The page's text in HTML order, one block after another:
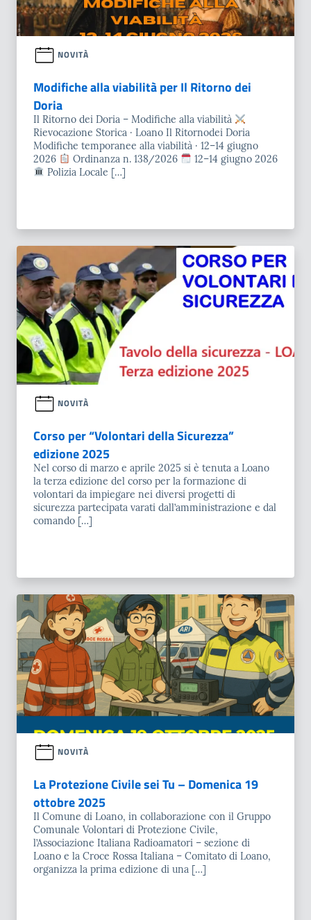
NOVITÀ
Modifiche alla viabilità per Il Ritorno dei
Doria
Il Ritorno dei Doria – Modifiche alla viabilità
Rievocazione Storica · Loano Il Ritornodei Doria
Modifiche temporanee alla viabilità · 12–14 giugno
2026
Ordinanza n. 138/2026
12–14 giugno 2026
Polizia Locale […]
NOVITÀ
Corso per “Volontari della Sicurezza”
edizione 2025
Nel corso di marzo e aprile 2025 si è tenuta a Loano
la terza edizione del corso per la formazione di
volontari da impiegare nei diversi progetti di
sicurezza partecipata varati dall’amministrazione e dal
comando […]
NOVITÀ
La Protezione Civile sei Tu – Domenica 19
ottobre 2025
Il Comune di Loano, in collaborazione con il Gruppo
Comunale Volontari di Protezione Civile,
l’Associazione Italiana Radioamatori – sezione di
Loano e la Croce Rossa Italiana – Comitato di Loano,
organizza la prima edizione di una […]